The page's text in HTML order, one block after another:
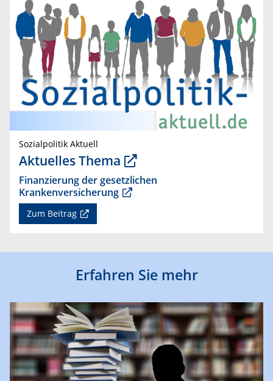
Sozialpolitik Aktuell
Aktuelles Thema
Finanzierung der gesetzlichen
Krankenversicherung
Zum Beitrag
Erfahren Sie mehr